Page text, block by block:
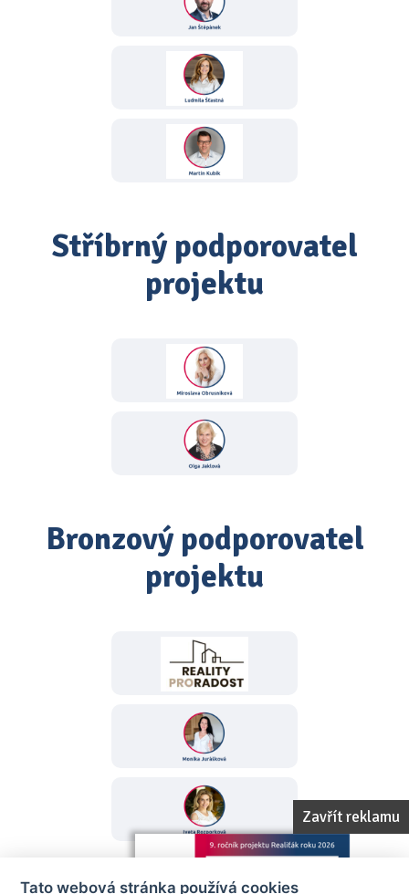
Zavřít reklamu
Stříbrný podporovatel
projektu
Bronzový podporovatel
projektu
Tato webová stránka používá cookies